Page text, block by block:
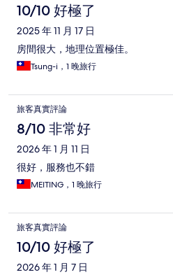
10/10 好極了
2025 年 11 月 17 日
房間很大，地理位置極佳。
Tsung-i，1 晚旅行
旅客真實評論
8/10 非常好
2026 年 1 月 11 日
很好，服務也不錯
MEITING，1 晚旅行
旅客真實評論
10/10 好極了
2026 年 1 月 7 日